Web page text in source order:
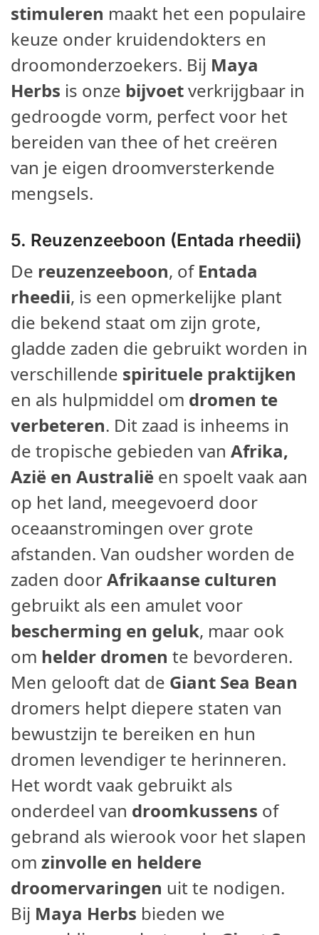
stimuleren maakt het een populaire
keuze onder kruidendokters en
droomonderzoekers. Bij Maya
Herbs is onze bijvoetverkrijgbaar in
gedroogde vorm, perfect voor het
bereiden van thee of het creëren
van je eigen droomversterkende
mengsels.
5. Reuzenzeeboon (Entada rheedii)
De reuzenzeeboon, of Entada
rheedii, is een opmerkelijke plant
die bekend staat om zijn grote,
gladde zaden die gebruikt worden in
verschillende spirituele praktijken
en als hulpmiddel om dromen te
verbeteren. Dit zaad is inheems in
de tropische gebieden van Afrika,
Azië en Australië en spoelt vaak aan
op het land, meegevoerd door
oceaanstromingen over grote
afstanden. Van oudsher worden de
zaden doorAfrikaanse culturen
gebruikt als een amulet voor
bescherming en geluk, maar ook
om helder dromen te bevorderen.
Men gelooft dat de Giant Sea Bean
dromers helpt diepere staten van
bewustzijn te bereiken en hun
dromen levendiger te herinneren.
Het wordt vaak gebruikt als
onderdeel van droomkussens of
gebrand als wierook voor het slapen
om zinvolle en heldere
droomervaringen uit te nodigen.
Bij Maya Herbs bieden we